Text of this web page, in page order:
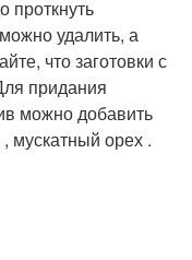
проткнуть
удалить, а
что заготовки с
придания
можно добавить
мускатный орех .